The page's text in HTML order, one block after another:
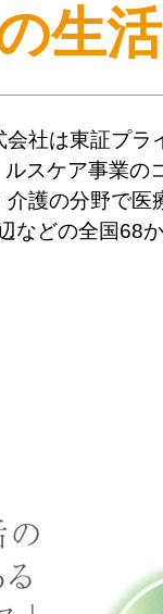
生
会社は東証プ
ルスケア事業の
介護の分野で
などの全国68